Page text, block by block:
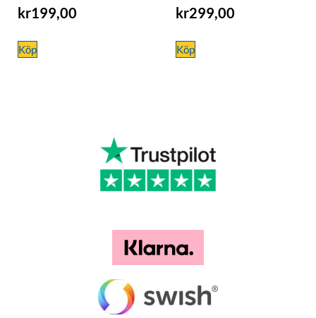
kr199,00
Köp
kr299,00
Köp